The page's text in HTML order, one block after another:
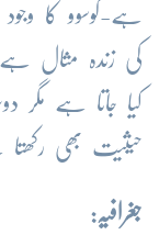
ہے-کوسوو کا
کی زندہ مثال
کیا جاتا ہے مگر
حیثیت بھی
جغرافیہ: